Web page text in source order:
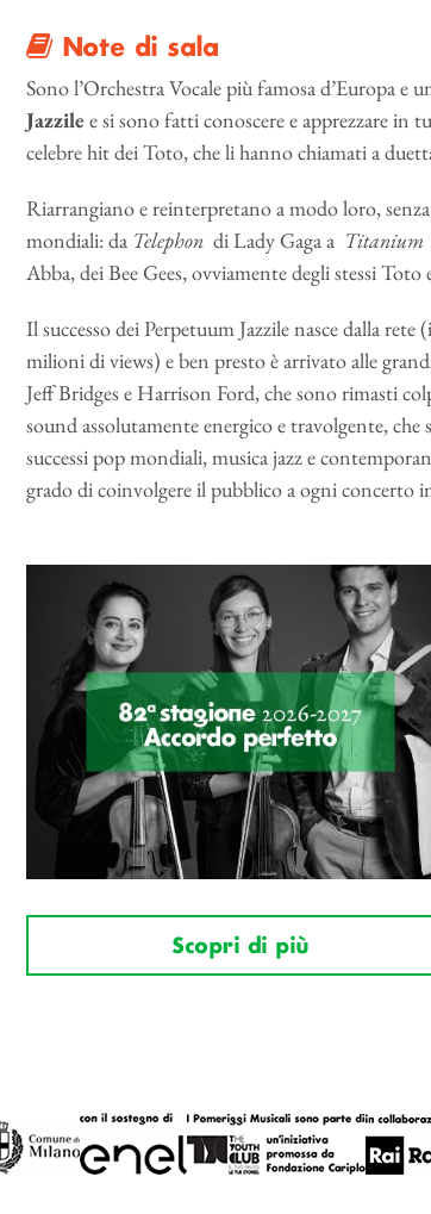
Note di sala
Sono l’Orchestra Vocale più famosa d’Europa e
Jazzile e si sono fatti conoscere e apprezzare
celebre hit dei Toto, che li hanno chiamati a
Riarrangiano e reinterpretano a modo loro,
mondiali: da Telephon di Lady Gaga a Titanium
Abba, dei Bee Gees, ovviamente degli stessi
Il successo dei Perpetuum Jazzile nasce dalla
milioni di views) e ben presto è arrivato alle
Jeff Bridges e Harrison Ford, che sono rimasti
sound assolutamente energico e travolgente,
successi pop mondiali, musica jazz e
grado di coinvolgere il pubblico a ogni concerto
Scopri di più